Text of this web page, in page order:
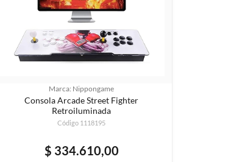
Marca: Nippongame
Consola Arcade Street Fighter
Retroiluminada
Código 1118195
$ 334.610,00